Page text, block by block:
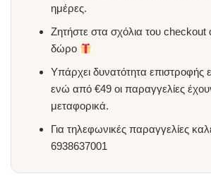
ημέρες.
Ζητήστε στα σχόλια του
δώρο
Υπάρχει δυνατότητα επιστροφής
ενώ από €49 οι παραγγελίες
μεταφορικά.
Για τηλεφωνικές παραγγελίες
6938637001